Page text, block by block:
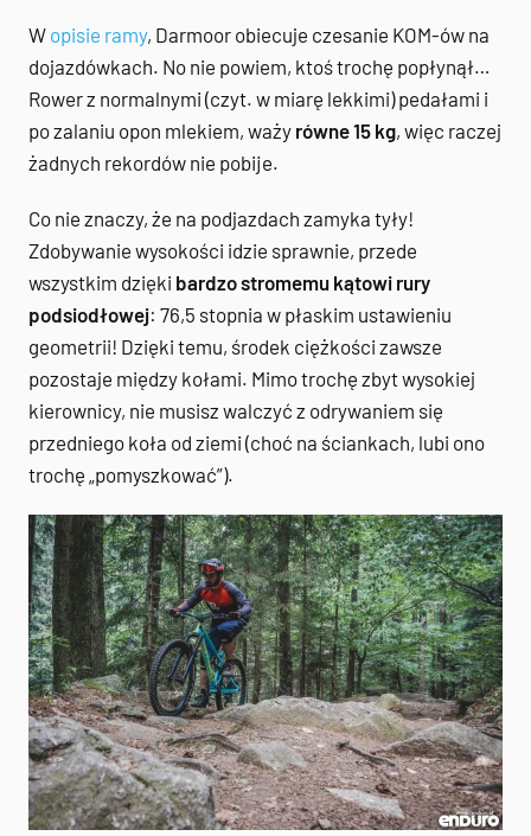
W opisie ramy, Darmoor obiecuje czesanie KOM-ów na
dojazdówkach. No nie powiem, ktoś trochę popłynął…
Rower z normalnymi (czyt. w miarę lekkimi) pedałami i
po zalaniu opon mlekiem, waży równe 15 kg, więc raczej
żadnych rekordów nie pobije.
Co nie znaczy, że na podjazdach zamyka tyły!
Zdobywanie wysokości idzie sprawnie, przede
wszystkim dzięki bardzo stromemu kątowi rury
podsiodłowej: 76,5 stopnia w płaskim ustawieniu
geometrii! Dzięki temu, środek ciężkości zawsze
pozostaje między kołami. Mimo trochę zbyt wysokiej
kierownicy, nie musisz walczyć z odrywaniem się
przedniego koła od ziemi (choć na ściankach, lubi ono
trochę „pomyszkować”).